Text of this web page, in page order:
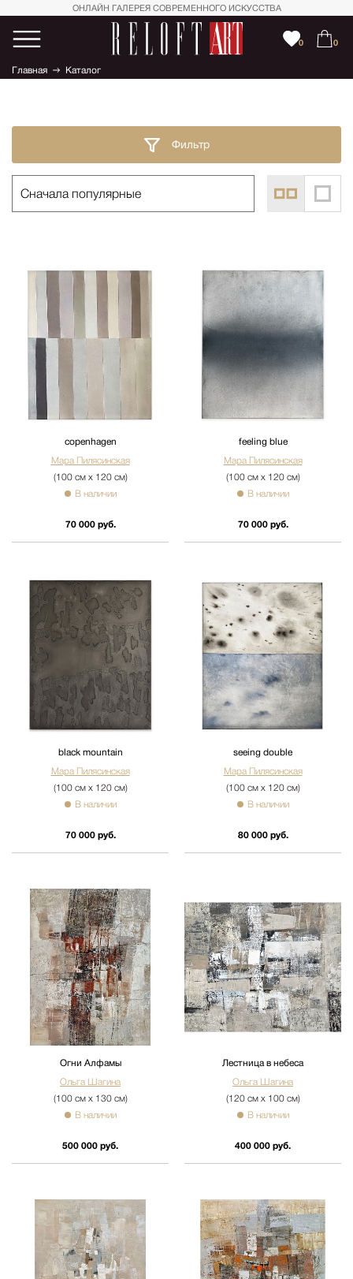
ОНЛАЙН ГАЛЕРЕЯ СОВРЕМЕННОГО ИСКУССТВА
0 0
Главная Каталог
Фильтр
сopenhagen
Мара Пилясинская
(100 см х 120 см)
В наличии
70 000 руб.
feeling blue
Мара Пилясинская
(100 см х 120 см)
В наличии
70 000 руб.
black mountain
Мара Пилясинская
(100 см х 120 см)
В наличии
70 000 руб.
seeing double
Мара Пилясинская
(100 см х 120 см)
В наличии
80 000 руб.
Огни Алфамы
Ольга Шагина
(100 см х 130 см)
В наличии
500 000 руб.
Лестница в небеса
Ольга Шагина
(120 см х 100 см)
В наличии
400 000 руб.